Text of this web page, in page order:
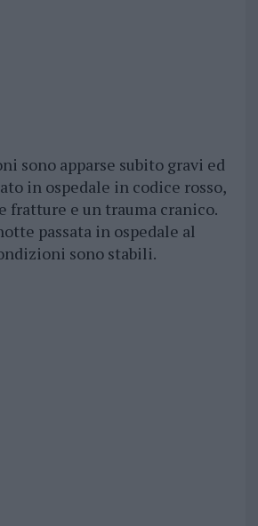
sono apparse subito gravi ed
in ospedale in codice rosso,
fratture e un trauma cranico.
passata in ospedale al
sono stabili.